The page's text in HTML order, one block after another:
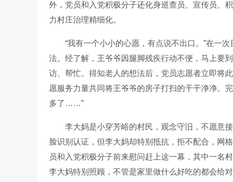
外，党员和入党积极分子还化身巡查员、宣传员、
力村庄治理精细化。
“我有一个小小的心愿，有点说不出口。”在一
法。经了解，王爷爷因腿脚残疾行动不便，马上要
访、帮忙。得知老人的想法后，党员志愿者立即将
愿服务力量共同将王爷爷的房子打扫的干干净净。
多了 ……”
李大妈是小穿芳峪的村民，观念守旧，不愿意
脸识别认证， 但李大妈却特别抵抗，拒不配合，网
员和入党积极分子前来慰问赶上这一幕，其中一名
李大妈特别照顾，不管是家里做什么好吃的都会给